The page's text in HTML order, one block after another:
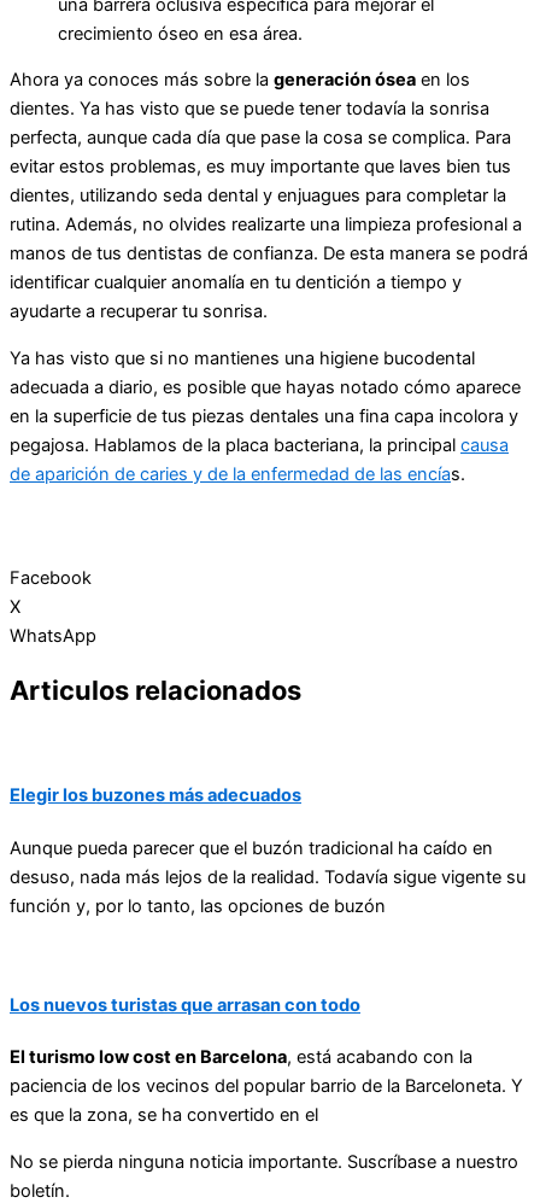
una barrera oclusiva específica para mejorar el
crecimiento óseo en esa área.
Ahora ya conoces más sobre la generación ósea en los
dientes. Ya has visto que se puede tener todavía la sonrisa
perfecta, aunque cada día que pase la cosa se complica. Para
evitar estos problemas, es muy importante que laves bien tus
dientes, utilizando seda dental y enjuagues para completar la
rutina. Además, no olvides realizarte una limpieza profesional a
manos de tus dentistas de confianza. De esta manera se podrá
identificar cualquier anomalía en tu dentición a tiempo y
ayudarte a recuperar tu sonrisa.
Ya has visto que si no mantienes una higiene bucodental
adecuada a diario, es posible que hayas notado cómo aparece
en la superficie de tus piezas dentales una fina capa incolora y
pegajosa. Hablamos de la placa bacteriana, la principal causa
de aparición de caries y de la enfermedad de las encías.
Facebook
X
WhatsApp
Articulos relacionados
Elegir los buzones más adecuados
Aunque pueda parecer que el buzón tradicional ha caído en
desuso, nada más lejos de la realidad. Todavía sigue vigente su
función y, por lo tanto, las opciones de buzón
Los nuevos turistas que arrasan con todo
El turismo low cost en Barcelona, está acabando con la
paciencia de los vecinos del popular barrio de la Barceloneta. Y
es que la zona, se ha convertido en el
No se pierda ninguna noticia importante. Suscríbase a nuestro
boletín.